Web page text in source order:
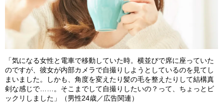
「気になる女性と電車で移動していた時。横並びで席に座っていた
のですが、彼女が内部カメラで自撮りしようとしているのを見てし
まいました。しかも、角度を変えたり髪の毛を整えたりして結構真
剣な感じで……。そこまでして自撮りしたいの？って、ちょっとビ
ックリしました」（男性24歳／広告関連）